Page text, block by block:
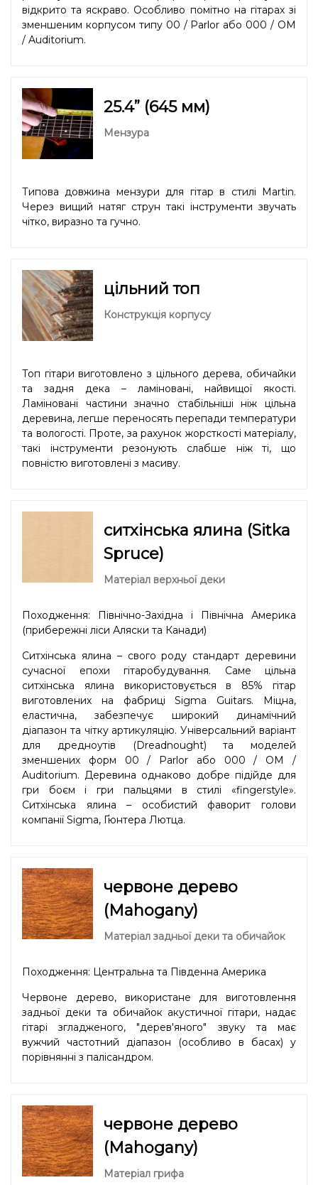
відкрито та яскраво. Особливо помітно на гітарах зі
зменшеним корпусом типу 00 / Parlor або 000 / OM
/ Auditorium.
25.4” (645 мм)
Мензура
Типова довжина мензури для гітар в стилі Martin.
Через вищий натяг струн такі інструменти звучать
чітко, виразно та гучно.
цільний топ
Конструкція корпусу
Топ гітари виготовлено з цільного дерева, обичайки
та задня дека – ламіновані, найвищої якості.
Ламіновані частини значно стабільніші ніж цільна
деревина, легше переносять перепади температури
та вологості. Проте, за рахунок жорсткості матеріалу,
такі інструменти резонують слабше ніж ті, що
повністю виготовлені з масиву.
ситхінська ялина (Sitka
Spruce)
Матеріал верхньої деки
Походження: Північно-Західна і Північна Америка
(прибережні ліси Аляски та Канади)
Ситхінська ялина – свого роду стандарт деревини
сучасної епохи гітаробудування. Саме цільна
ситхінська ялина використовується в 85% гітар
виготовлених на фабриці Sigma Guitars. Міцна,
еластична, забезпечує широкий динамічний
діапазон та чітку артикуляцію. Універсальний варіант
для дредноутів (Dreadnought) та моделей
зменшених форм 00 / Parlor або 000 / OM /
Auditorium. Деревина однаково добре підійде для
гри боєм і гри пальцями в стилі «fingerstyle».
Ситхінська ялина – особистий фаворит голови
компанії Sigma, Ґюнтера Лютца.
червоне дерево
(Mahogany)
Матеріал задньої деки та обичайок
Походження: Центральна та Південна Америка
Червоне дерево, використане для виготовлення
задньої деки та обичайок акустичної гітари, надає
гітарі згладженого, "дерев'яного" звуку та має
вужчий частотний діапазон (особливо в басах) у
порівнянні з палісандром.
червоне дерево
(Mahogany)
Матеріал грифа